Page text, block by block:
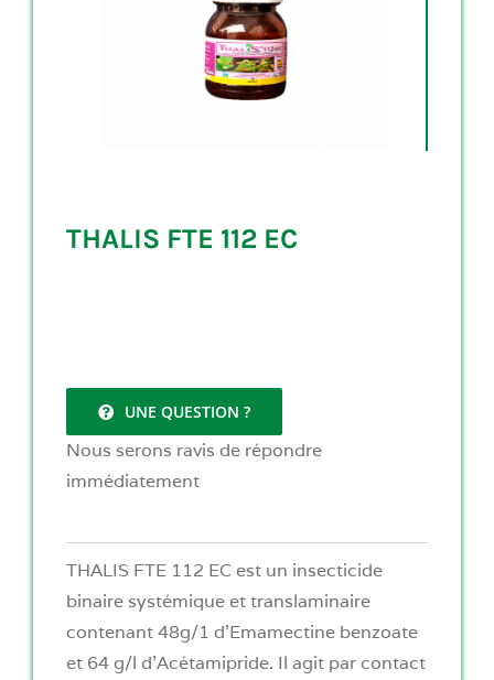
THALIS FTE 112 EC
UNE QUESTION ?
Nous serons ravis de répondre
immédiatement
THALIS FTE 112 EC est un insecticide
binaire systémique et translaminaire
contenant 48g/1 d’Emamectine benzoate
et 64 g/l d’Acétamipride. Il agit par contact